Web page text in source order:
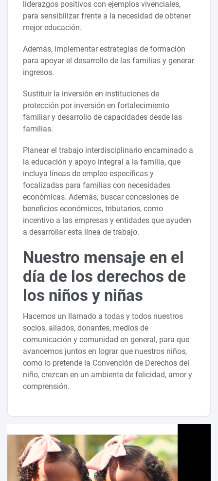
liderazgos positivos con ejemplos vivenciales,
para sensibilizar frente a la necesidad de obtener
mejor educación.
Además, implementar estrategias de formación
para apoyar el desarrollo de las familias y generar
ingresos.
Sustituir la inversión en instituciones de
protección por inversión en fortalecimiento
familiar y desarrollo de capacidades desde las
familias.
Planear el trabajo interdisciplinario encaminado a
la educación y apoyo integral a la familia, que
incluya líneas de empleo específicas y
focalizadas para familias con necesidades
económicas. Además, buscar concesiones de
beneficios económicos, tributarios, como
incentivo a las empresas y entidades que ayuden
a desarrollar esta línea de trabajo.
Nuestro mensaje en el
día de los derechos de
los niños y niñas
Hacemos un llamado a todas y todos nuestros
socios, aliados, donantes, medios de
comunicación y comunidad en general, para que
avancemos juntos en lograr que nuestros niños,
como lo pretende la Convención de Derechos del
niño, crezcan en un ambiente de felicidad, amor y
comprensión.